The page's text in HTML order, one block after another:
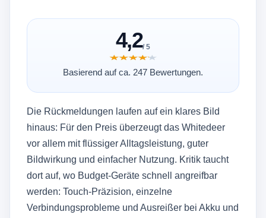
Die Rückmeldungen laufen auf ein klares Bild
hinaus: Für den Preis überzeugt das Whitedeer
vor allem mit flüssiger Alltagsleistung, guter
Bildwirkung und einfacher Nutzung. Kritik taucht
dort auf, wo Budget-Geräte schnell angreifbar
werden: Touch-Präzision, einzelne
Verbindungsprobleme und Ausreißer bei Akku und
4,2/ 5
★★★★★
★★★★★
Basierend auf ca. 247 Bewertungen.